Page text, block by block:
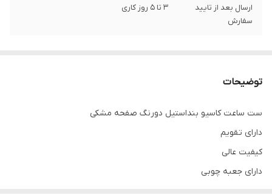
ارسال بعد از تایید
سفارش
3 تا 5 روز کاری
توضیحات
ست ساعت کاسیو بنداستیل دورنگ صفحه مشکی
دارای تقویم
کیفیت‌ عالی
دارای جعبه چوبی